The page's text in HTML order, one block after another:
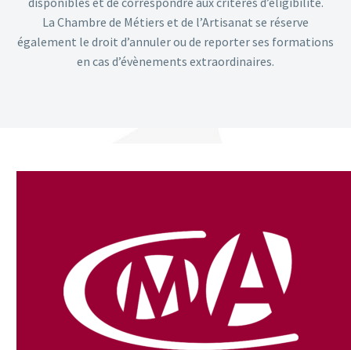
La Chambre de Métiers et de l’Artisanat se réserve
également le droit d’annuler ou de reporter ses formations
en cas d’évènements extraordinaires.